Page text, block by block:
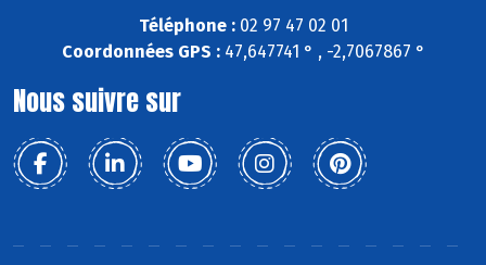
Téléphone :02 97 47 02 01
Coordonnées GPS :47,647741 ° , -2,7067867 °
Nous suivre sur